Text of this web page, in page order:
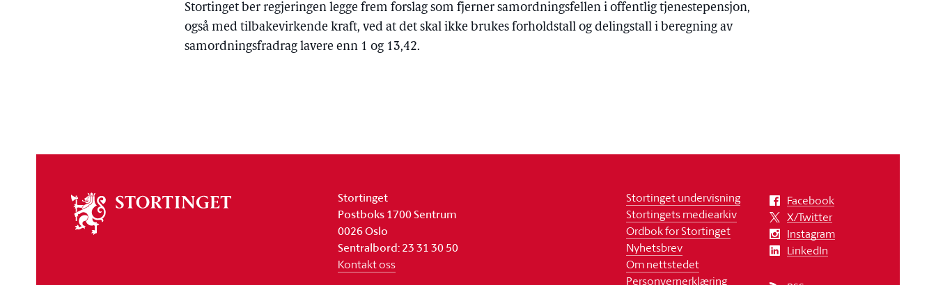
Stortinget ber regjeringen legge frem forslag som fjerner samordningsfellen i offentlig tjenestepensjon,
også med tilbakevirkende kraft, ved at det skal ikke brukes forholdstall og delingstall i beregning av
samordningsfradrag lavere enn 1 og 13,42.
stortinget
Stortinget
Postboks 1700 Sentrum
0026 Oslo
Sentralbord: 23 31 30 50
Kontakt oss
Stortinget undervisning
Stortingets mediearkiv
Ordbok for Stortinget
Nyhetsbrev
Om nettstedet
Personvernerklæring
Facebook
X/Twitter
Instagram
LinkedIn